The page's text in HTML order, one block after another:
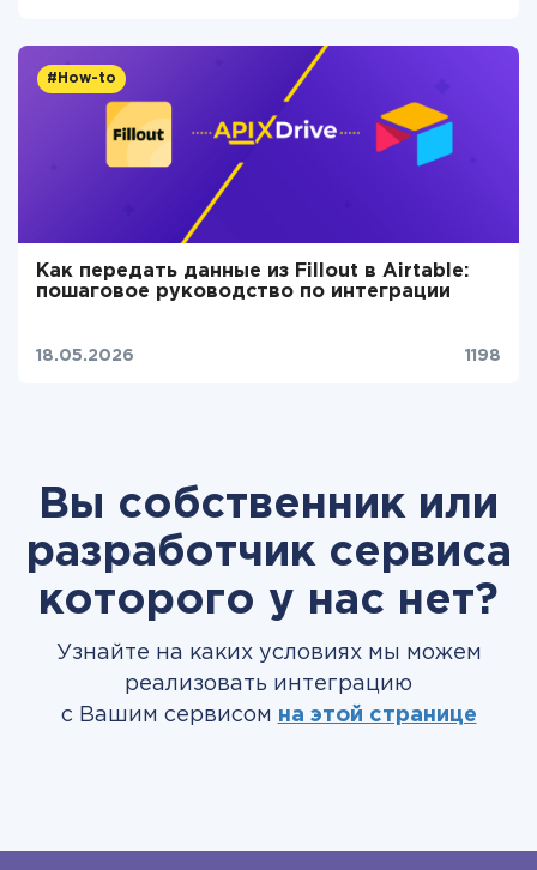
#How-to
Как передать данные из Fillout в Airtable:
пошаговое руководство по интеграции
18.05.2026 1198
Вы собственник или
разработчик сервиса
которого у нас нет?
Узнайте на каких условиях мы можем
реализовать интеграцию
с Вашим сервисом на этой странице